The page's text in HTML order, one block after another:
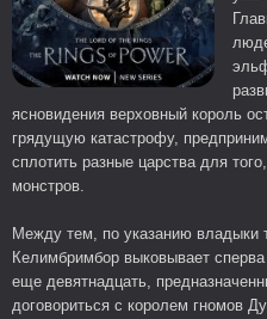
ясновидения верховный король
грядущую катастрофу,
сплотить разные царства для
монстров.
Между тем, по указанию владыки
Келимбримбор выковывает
еще девятнадцать,
договориться с королем гномов